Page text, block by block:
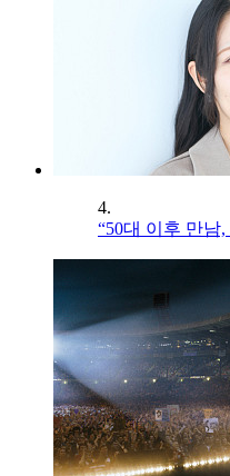
4.
“50대 이후 만남